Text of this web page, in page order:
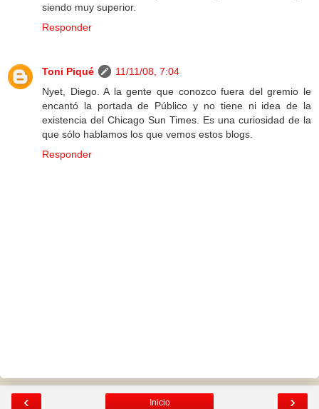
siendo muy superior.
Responder
Toni Piqué
11/11/08, 7:04
Nyet, Diego. A la gente que conozco fuera del gremio le
encantó la portada de Público y no tiene ni idea de la
existencia del Chicago Sun Times. Es una curiosidad de la
que sólo hablamos los que vemos estos blogs.
Responder
‹ ›
Inicio